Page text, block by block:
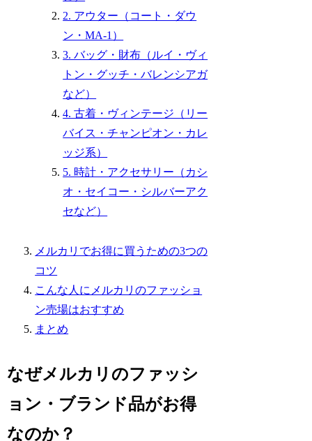
2. アウター（コート・ダウ
ン・MA-1）
3. バッグ・財布（ルイ・ヴィ
トン・グッチ・バレンシアガ
など）
4. 古着・ヴィンテージ（リー
バイス・チャンピオン・カレ
ッジ系）
5. 時計・アクセサリー（カシ
オ・セイコー・シルバーアク
セなど）
メルカリでお得に買うための3つの
コツ
こんな人にメルカリのファッショ
ン売場はおすすめ
まとめ
なぜメルカリのファッシ
ョン・ブランド品がお得
なのか？